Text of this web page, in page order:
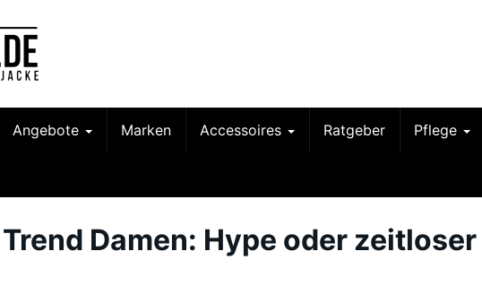
Angebote Marken Accessoires Ratgeber Pflege
Damen: Hype oder zeitloser